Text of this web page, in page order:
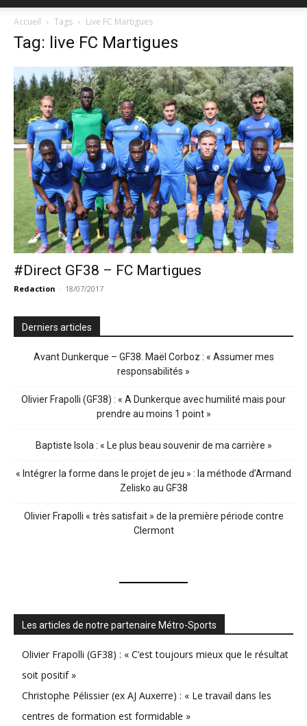
Accueil Tags Live FC Martigues
Tag: live FC Martigues
#Direct GF38 – FC Martigues
Redaction - 18/07/2017
Derniers articles
Avant Dunkerque – GF38. Maël Corboz : « Assumer mes
responsabilités »
Olivier Frapolli (GF38) : « A Dunkerque avec humilité mais pour
prendre au moins 1 point »
Baptiste Isola : « Le plus beau souvenir de ma carrière »
« Intégrer la forme dans le projet de jeu » : la méthode d’Armand
Zelisko au GF38
Olivier Frapolli « très satisfait » de la première période contre
Clermont
Les articles de notre partenaire Métro-Sports
Olivier Frapolli (GF38) : « C’est toujours mieux que le résultat
soit positif »
Christophe Pélissier (ex AJ Auxerre) : « Le travail dans les
centres de formation est formidable »